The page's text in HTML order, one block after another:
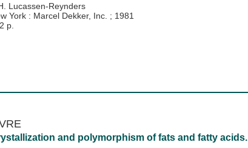
Lucassen-Reynders
York : Marcel Dekker, Inc. ; 1981
p.
and polymorphism of fats and fatty acids.